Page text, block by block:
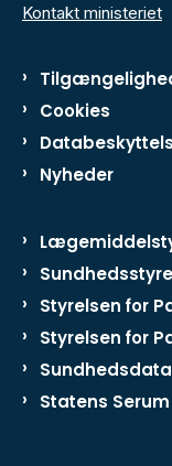
Kontakt ministeriet
Cookies
Nyheder
Styrelsen for
Styrelsen for
Statens